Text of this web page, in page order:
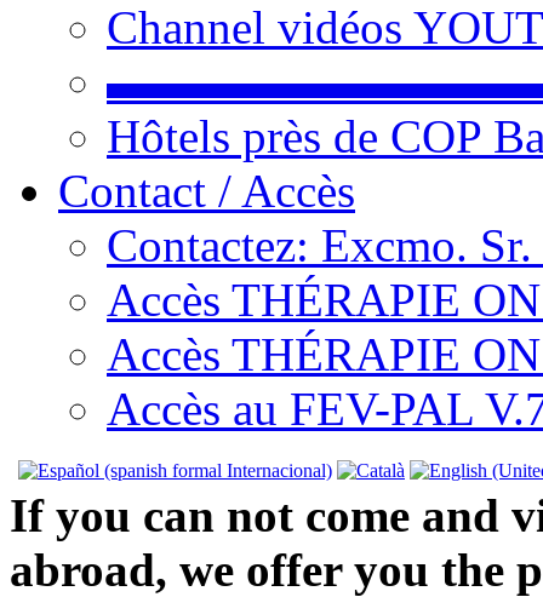
Channel vidéos
Hôtels près de COP
Contact / Accès
Contactez: Excmo.
Accès THÉRAPIE
Accès THÉRAPIE
Accès au FEV-PAL
If you can not come and
abroad, we offer you the